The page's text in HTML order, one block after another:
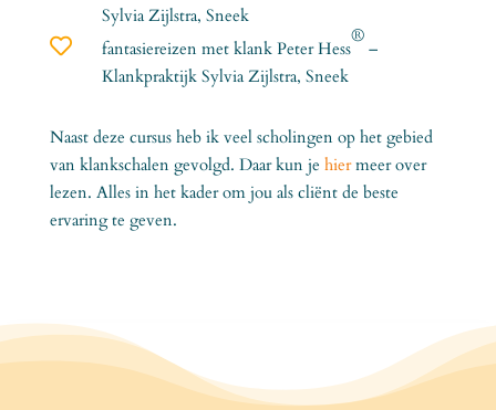
Sylvia Zijlstra, Sneek
 fantasiereizen met klank Peter Hess
®
–
Klankpraktijk Sylvia Zijlstra, Sneek
Naast deze cursus heb ik veel scholingen op het gebied
van klankschalen gevolgd. Daar kun je hiermeer over
lezen. Alles in het kader om jou als cliënt de beste
ervaring te geven.